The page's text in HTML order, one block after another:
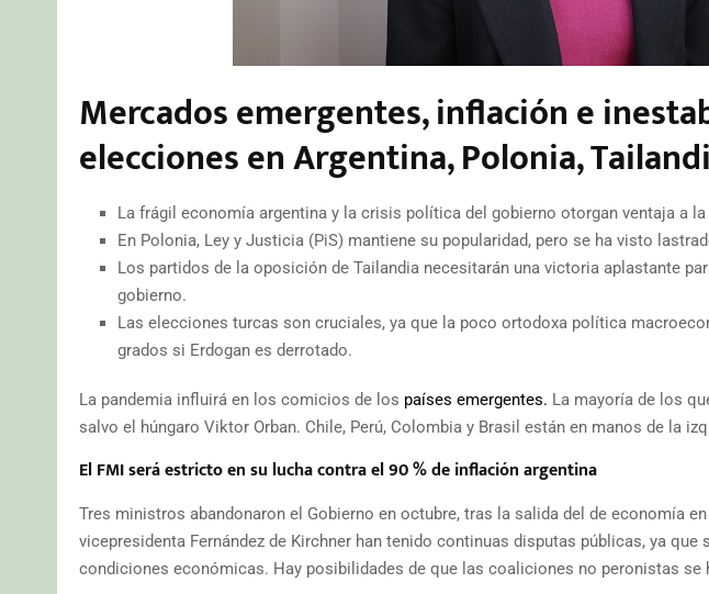
Mercados emergentes, inflación e
elecciones enArgentina, Polonia,
La frágil economía argentina y la crisis política del gobierno otorgan ventaja a
En Polonia, Ley y Justicia (PiS) mantiene su popularidad, pero se ha visto
Los partidos de la oposición de Tailandia necesitarán una victoria aplastante
gobierno.
Las elecciones turcas son cruciales, ya que la poco ortodoxa política
grados si Erdogan es derrotado.
La pandemia influirá en los comicios de los países emergentes. La mayoría de los
salvo el húngaro Viktor Orban. Chile, Perú, Colombia y Brasil están en manos de la
El FMI será estricto en su lucha contra el 90 % de inflación argentina
Tres ministros abandonaron el Gobierno en octubre, tras la salida del de economía
vicepresidenta Fernández de Kirchner han tenido continuas disputas públicas, ya
condiciones económicas. Hay posibilidades de que las coaliciones no peronistas se